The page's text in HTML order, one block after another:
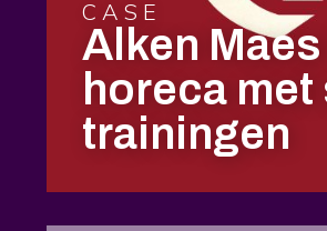
CASE
Alken
horeca
trainingen